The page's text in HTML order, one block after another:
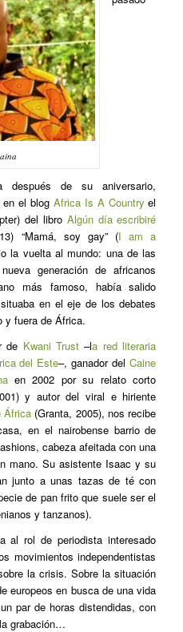
de su aniversario,
en el blog Africa Is A Country el
) del libro Algún día escribiré
“Mamá, soy gay” (I am a
la vuelta al mundo: una de las
generación de africanos
más famoso, había salido
en el eje de los debates
y fuera de África.
de Kwani Trust–la red literaria
del Este–, ganador delCaine
en 2002 por su relato corto
y autor del viral e hiriente
África (Granta, 2005), nos recibe
en el nairobense barrio de
cabeza afeitada con una
mano. Su asistente Isaac y su
junto a unas tazas de té con
de pan frito que suele ser el
y tanzanos).
al rol de periodista interesado
movimientos independentistas
la crisis. Sobre la situación
europeos en busca de una vida
par de horas distendidas, con
grabación…